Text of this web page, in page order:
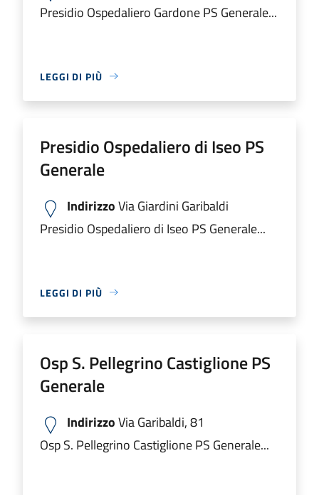
Presidio Ospedaliero Gardone PS Generale...
LEGGI DI PIÙ
Presidio Ospedaliero di Iseo PS
Generale
IndirizzoVia Giardini Garibaldi
Presidio Ospedaliero di Iseo PS Generale...
LEGGI DI PIÙ
Osp S. Pellegrino Castiglione PS
Generale
IndirizzoVia Garibaldi, 81
Osp S. Pellegrino Castiglione PS Generale...